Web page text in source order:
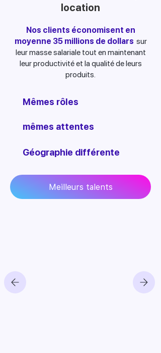
location
Nos clients économisent en
moyenne 35 millions de dollars sur
leur masse salariale tout en maintenant
leur productivité et la qualité de leurs
produits.
Mêmes rôles
mêmes attentes
Géographie différente
Meilleurs talents